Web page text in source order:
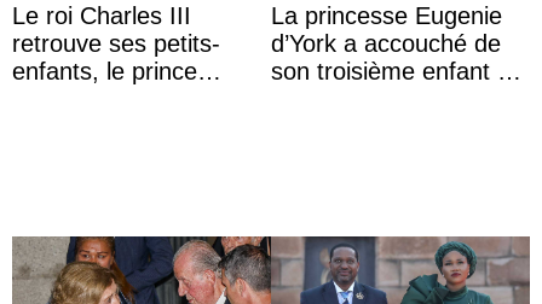
Le roi Charles III
retrouve ses petits-
enfants, le prince
La princesse Eugenie
d’York a accouché de
son troisième enfant et